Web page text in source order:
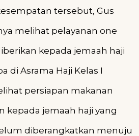
tersebut, Gus
melihat pelayanan one
kepada jemaah haji
di Asrama Haji Kelas I
persiapan makanan
kepada jemaah haji yang
diberangkatkan menuju